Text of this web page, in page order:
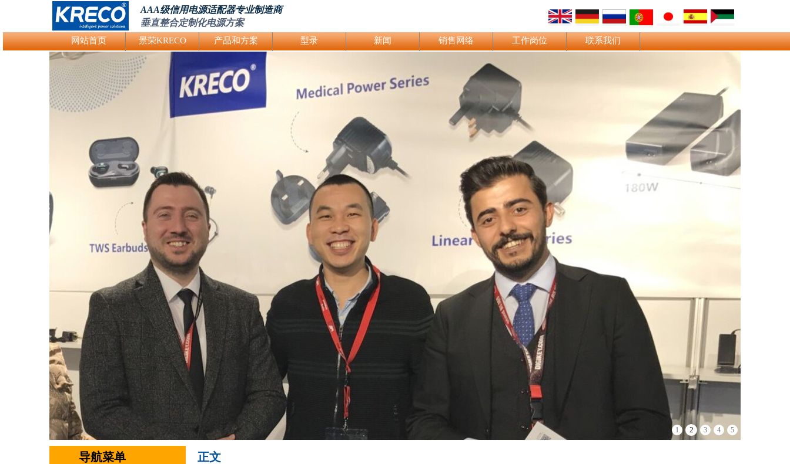
Logo Picture
AAA级信用电源适配器专业制造商
垂直整合定制化电源方案
网站首页 景荣KRECO 产品和方案 型录 新闻 销售网络 工作岗位 联系我们
1 2 3 4 5
导航菜单 正文